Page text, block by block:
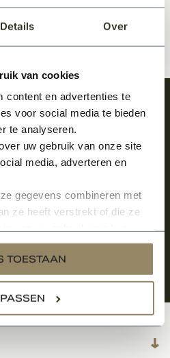
Details Over
van cookies
content en advertenties te
voor social media te bieden
te analyseren.
uw gebruik van onze site
media, adverteren en
gegevens combineren met
ze heeft verstrekt of die ze
TOESTAAN
het laatste nieuws
bouwstijl!